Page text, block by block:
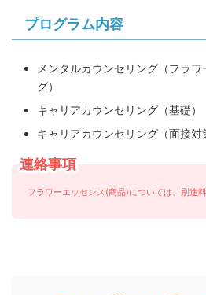
プログラム内容
メンタルカウンセリング（フラ
グ）
キャリアカウンセリング（基礎）
キャリアカウンセリング（面接対
連絡事項
フラワーエッセンス(商品)については、別途